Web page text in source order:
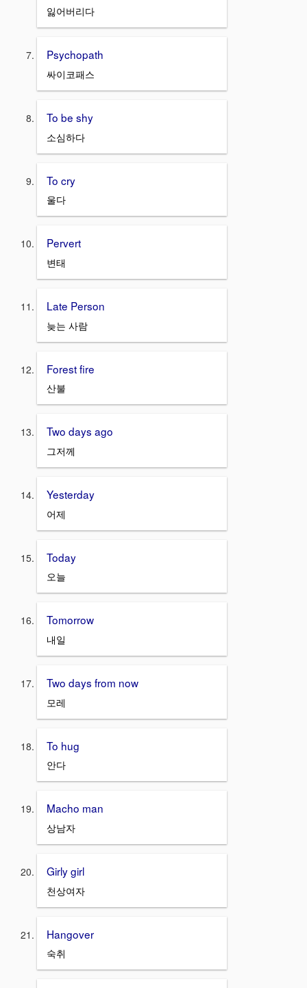
잃어버리다
Psychopath
싸이코패스
To be shy
소심하다
To cry
울다
Pervert
변태
Late Person
늦는 사람
Forest fire
산불
Two days ago
그저께
Yesterday
어제
Today
오늘
Tomorrow
내일
Two days from now
모레
To hug
안다
Macho man
상남자
Girly girl
천상여자
Hangover
숙취